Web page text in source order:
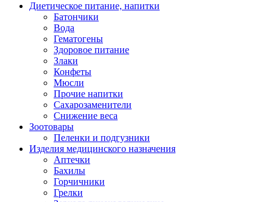
Диетическое питание, напитки
Батончики
Вода
Гематогены
Здоровое питание
Злаки
Конфеты
Мюсли
Прочие напитки
Сахарозаменители
Снижение веса
Зоотовары
Пеленки и подгузники
Изделия медицинского назначения
Аптечки
Бахилы
Горчичники
Грелки